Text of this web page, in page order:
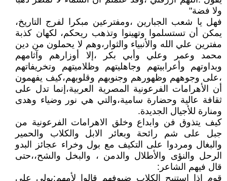
ولا فضة"
فهل يا شعب الجبارين ،ومفترعين مبكرا لفرج التاريخ،
يمكن أن تستسلموا وتهينوا وتذهب ريحكم، لكهان كذبة
مفترين علي الله والأنبياء والثوار،وهم لا يحملون من دين
محمد وعمر وعلي وأبي بكر ،إلا أوزارهم وآثامهم
وبداوتهم وأعرابيتهم وجاهليتهم وظلاميتهم وتخريفاتهم
،على وجوههم وظهورهم وجنوبهم وقلوبهم،كيف يفهمون
أن الأهرامات الفرعونية المصرية العربية،إنما تدل على
ثقافة عالية وحضارة سامية،والتي هي نور وضياء وهدى
ومنارة للأجيال الجديدة.
كيف يتذوق فن وابداع وخلق الاهرامات الفرعونية من
جبل على شم رائحة وبعائر الابل والكلاب والحمير
والبغال ومردوا على التكيف مع بول وخراء عجائز البدو
الرحل والنؤى والأطلال والدمن ، والبخل والشح،،حتى
قال فيهم الشاعر:
قوم إذا استنبح الكلاب ضيوفهم قالوا لأمهم:بولي على